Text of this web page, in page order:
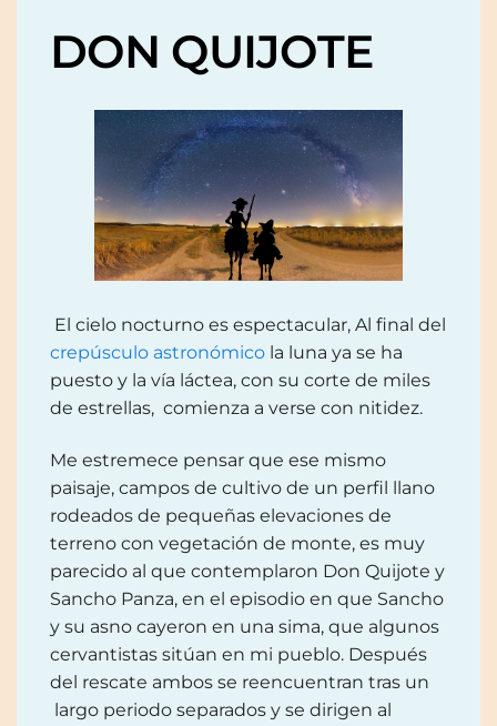
DON QUIJOTE
El cielo nocturno es espectacular, Al final del
crepúsculo astronómico la luna ya se ha
puesto y la vía láctea, con su corte de miles
de estrellas, comienza a verse con nitidez.
Me estremece pensar que ese mismo
paisaje, campos de cultivo de un perfil llano
rodeados de pequeñas elevaciones de
terreno con vegetación de monte, es muy
parecido al que contemplaron Don Quijote y
Sancho Panza, en el episodio en que Sancho
y su asno cayeron en una sima, que algunos
cervantistas sitúan en mi pueblo. Después
del rescate ambos se reencuentran tras un
largo periodo separados y se dirigen al